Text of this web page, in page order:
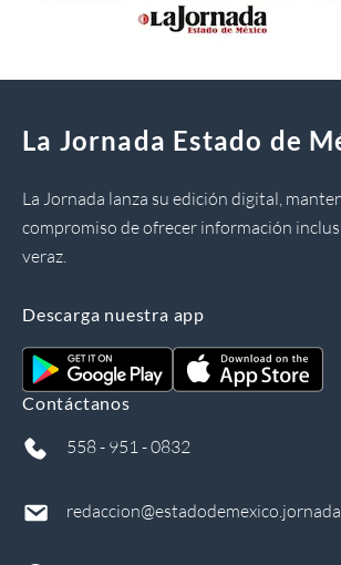
La Jornada Estado de
La Jornada lanza su edición digital,
compromiso de ofrecer información
veraz.
Descarga nuestra app
Contáctanos
558 - 951 - 0832